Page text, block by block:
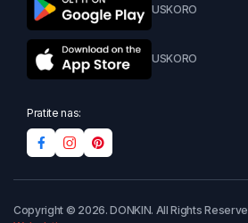
USKORO
USKORO
Pratite nas:
Copyright © 2026. DONKIN. All Rights